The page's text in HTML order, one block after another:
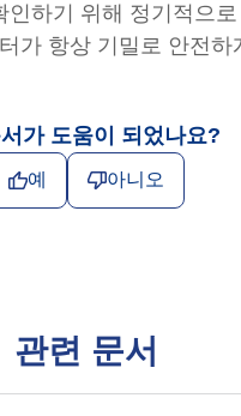
하기 위해 정기적으
가 항상 기밀로 안전
가 도움이 되었나요?
예 아니오
관련 문서